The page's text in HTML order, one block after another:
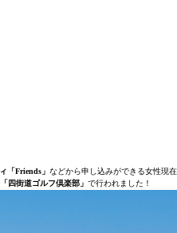
「Friends」 などから申し込みができる女性現在
四街道ゴルフ倶楽部」 で行われました！